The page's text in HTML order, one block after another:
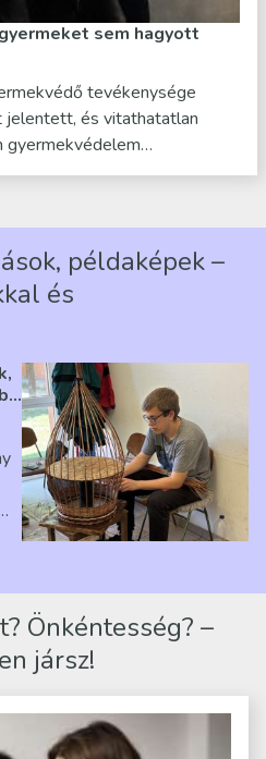
sem hagyott
tevékenysége
és vitathatatlan
gyermekvédelem…
példaképek –
és
Önkéntesség? –
jársz!